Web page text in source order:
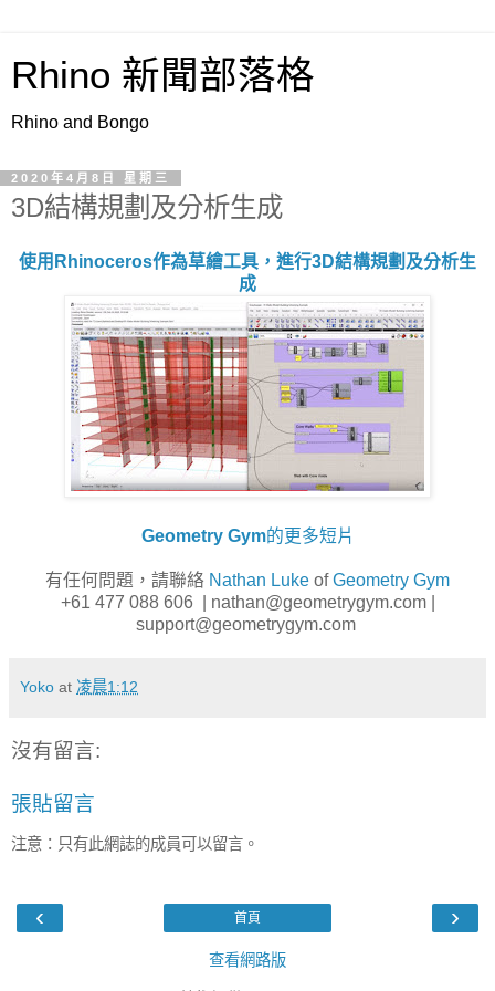
Rhino 新聞部落格
Rhino and Bongo
2020年4月8日 星期三
3D結構規劃及分析生成
使用Rhinoceros作為草繪工具，進行3D結構規劃及分析生
成
Geometry Gym的更多短片
有任何問題，請聯絡 Nathan Luke ofGeometry Gym
+61 477 088 606 | nathan@geometrygym.com |
support@geometrygym.com
Yoko at 凌晨1:12
沒有留言:
張貼留言
注意：只有此網誌的成員可以留言。
‹ ›
首頁
查看網路版